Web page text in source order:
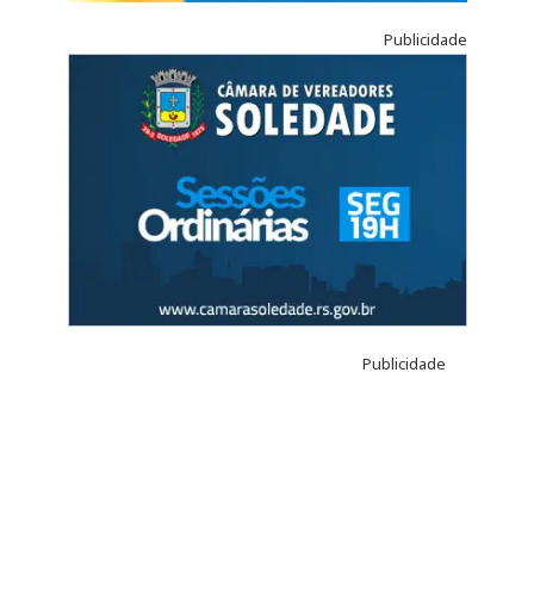
Publicidade
Publicidade